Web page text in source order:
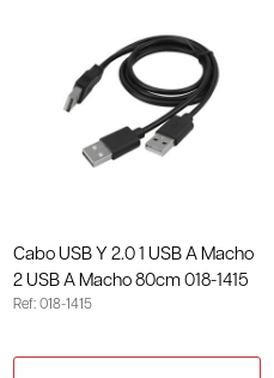
Cabo USB Y 2.0 1 USB A Macho
2 USB A Macho 80cm 018-1415
Ref: 018-1415